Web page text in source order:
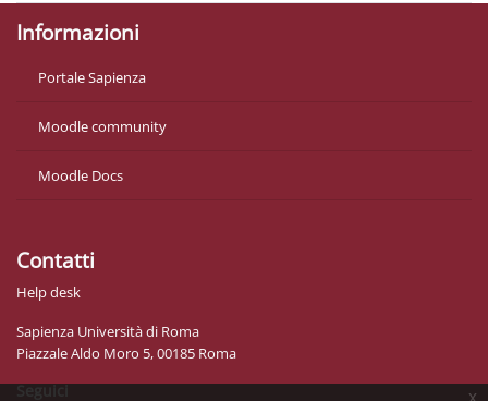
x
Informazioni
Portale Sapienza
Moodle community
Moodle Docs
Contatti
Help desk
Sapienza Università di Roma
Piazzale Aldo Moro 5, 00185 Roma
Seguici